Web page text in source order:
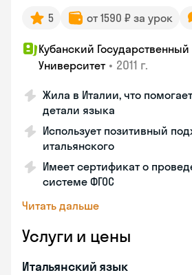
5 от 1590 ₽ за урок
Кубанский Государственный
Университет • 2011 г.
Жила в Италии, что
детали языка
Использует позитивный
итальянского
Имеет сертификат о
системе ФГОС
Читать дальше
Услуги и цены
Итальянский язык